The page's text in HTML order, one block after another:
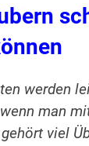
werden
man
viel